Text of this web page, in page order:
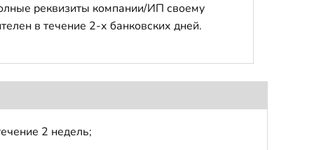
реквизиты компании/ИП своему
в течение 2-х банковских дней.
2 недель;